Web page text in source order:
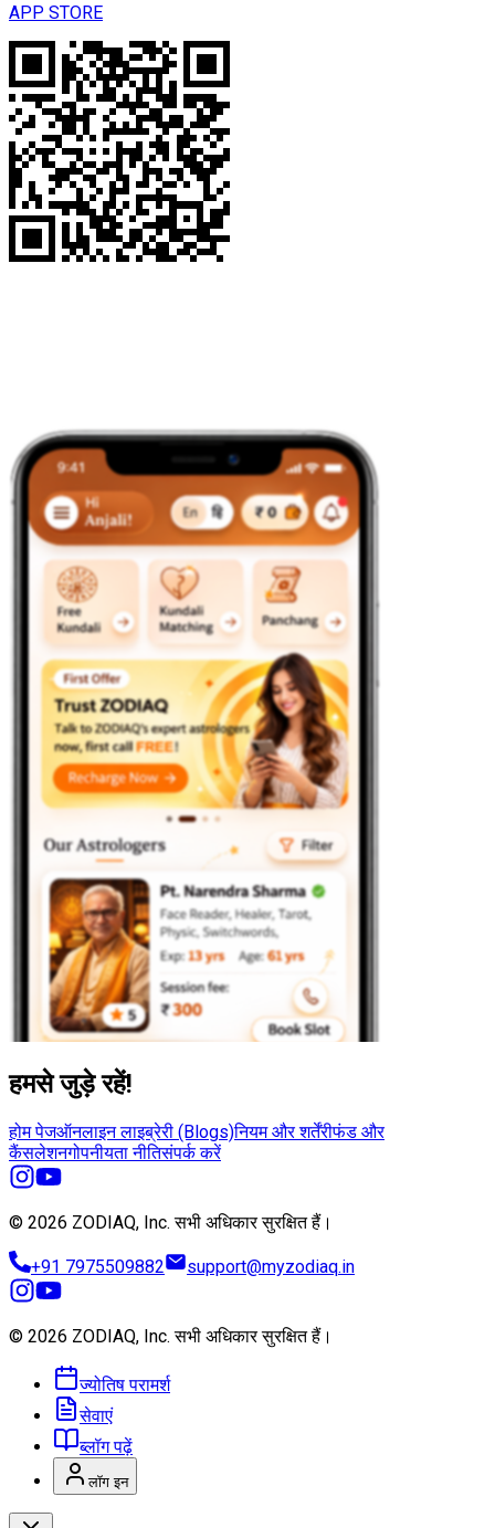
APP STORE
हमसे जुड़े रहें!
होम पेजऑनलाइन लाइब्रेरी (Blogs)नियम और शर्तेंरीफंड और
कैंसलेशनगोपनीयता नीतिसंपर्क करें
© 2026 ZODIAQ, Inc.सभी अधिकार सुरक्षित हैं।
+91 7975509882 support@myzodiaq.in
© 2026 ZODIAQ, Inc.सभी अधिकार सुरक्षित हैं।
ज्योतिष परामर्श
सेवाएं
ब्लॉग पढ़ें
लॉग इन